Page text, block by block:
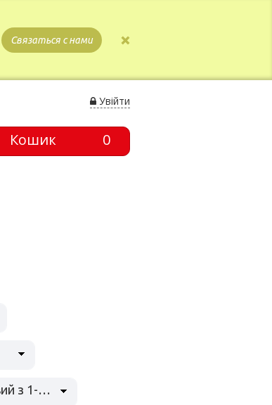
Связаться с нами
Увійти
Кошик 0
повнокольоровий з 1-й боку